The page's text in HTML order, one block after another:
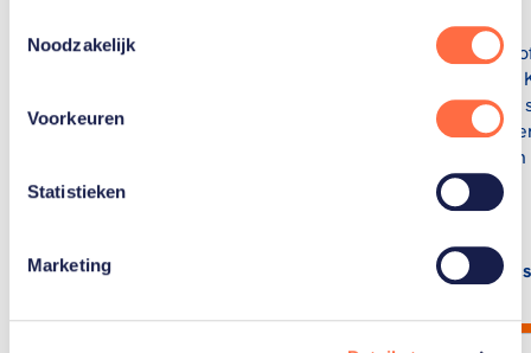
Noodzakelijk
Voorkeuren
Statistieken
Marketing
Olympische Spelen in
Milaan?
wordt bepaald.
Het
van
Deze
Friese
wedstrijd